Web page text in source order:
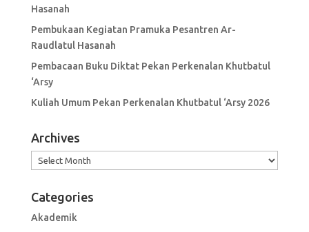
Hasanah
Pembukaan Kegiatan Pramuka Pesantren Ar-
Raudlatul Hasanah
Pembacaan Buku Diktat Pekan Perkenalan Khutbatul
‘Arsy
Kuliah Umum Pekan Perkenalan Khutbatul ‘Arsy 2026
Archives
Archives
Categories
Akademik